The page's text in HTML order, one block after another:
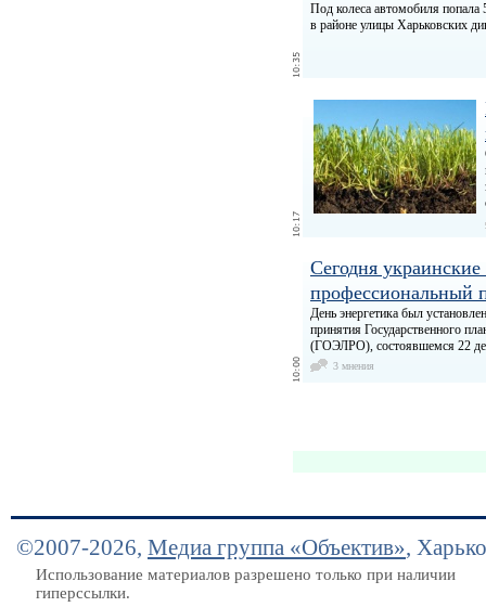
Под колеса автомобиля
в районе улицы Харьковских
Сегодня
профессиональный
День энергетика был
принятия Государственного
(ГОЭЛРО), состоявшемся 22
3 мнения
©2007-2026, Медиа группа «Объектив»,
Использование материалов разрешено только при наличии
гиперссылки.